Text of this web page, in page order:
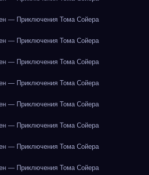
— Приключения Тома Сойера
— Приключения Тома Сойера
— Приключения Тома Сойера
— Приключения Тома Сойера
— Приключения Тома Сойера
— Приключения Тома Сойера
— Приключения Тома Сойера
— Приключения Тома Сойера